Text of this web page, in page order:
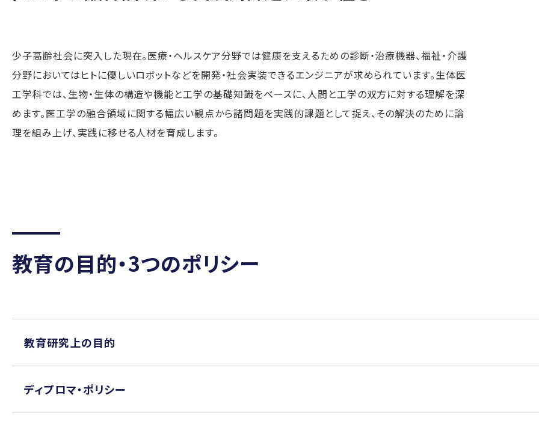
少子高齢社会に突入した現在。医療・ヘルスケア分野では健康を支えるための診断・治療機器、福祉・介護
分野においてはヒトに優しいロボットなどを開発・社会実装できるエンジニアが求められています。生体医
工学科では、生物・生体の構造や機能と工学の基礎知識をベースに、人間と工学の双方に対する理解を深
めます。医工学の融合領域に関する幅広い観点から諸問題を実践的課題として捉え、その解決のために論
理を組み上げ、実践に移せる人材を育成します。
教育の目的・3つのポリシー
教育研究上の目的
ディプロマ・ポリシー